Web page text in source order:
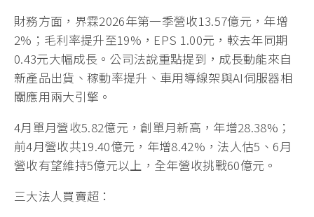
財務方面，界霖2026年第一季營收13.57億元，年增
2%；毛利率提升至19%，EPS 1.00元，較去年同期
0.43元大幅成長。公司法說重點提到，成長動能來自
新產品出貨、稼動率提升、車用導線架與AI伺服器相
關應用兩大引擎。
4月單月營收5.82億元，創單月新高，年增28.38%；
前4月營收共19.40億元，年增8.42%，法人估5、6月
營收有望維持5億元以上，全年營收挑戰60億元。
三大法人買賣超：